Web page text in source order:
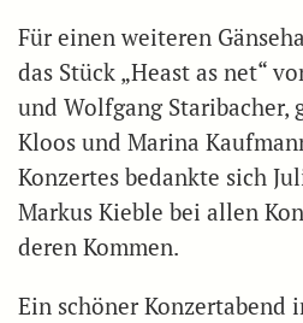
Für einen weiteren
das Stück „Heast as net“
und Wolfgang Staribacher,
Kloos und Marina
Konzertes bedankte sich
Markus Kieble bei allen
deren Kommen.
Ein schöner Konzertabend